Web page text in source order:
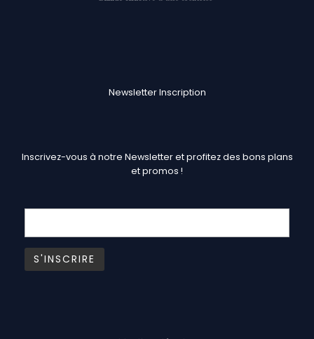
Newsletter Inscription
Inscrivez-vous à notre Newsletter et profitez des bons plans
et promos !